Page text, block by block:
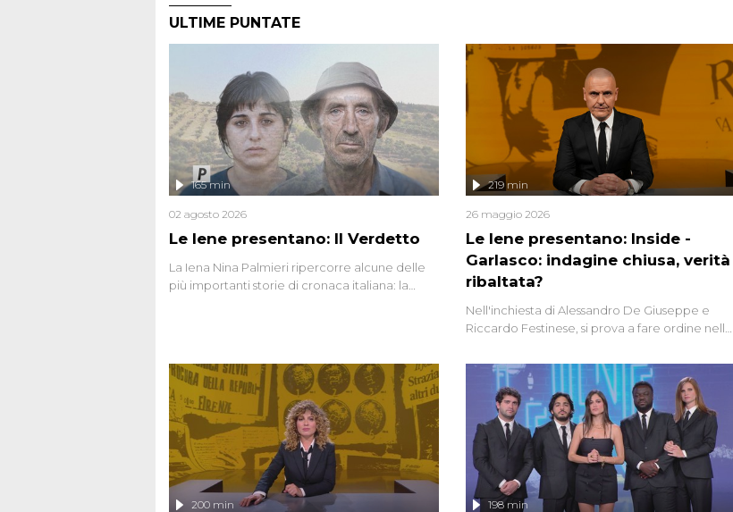
ULTIME PUNTATE
Le Iene presentano: Il Verdetto
165 min
02 agosto 2026
La Iena Nina Palmieri ripercorre alcune delle
più importanti storie di cronaca italiana: la
Le Iene presentano: Inside -
Garlasco: indagine chiusa, verità
ribaltata?
219 min
26 maggio 2026
Nell'inchiesta di Alessandro De Giuseppe e
Riccardo Festinese, si prova a fare ordine nella
continuano a emergere attorno a una delle
vicende giudiziarie più discusse degli ultimi
anni. Lo speciale ricostruisce la vicenda
mettendo in fila testimonianze, errori, dettagli
controversi e i protagonisti di un'indagine che
sembra non avere fine.
200 min 198 min